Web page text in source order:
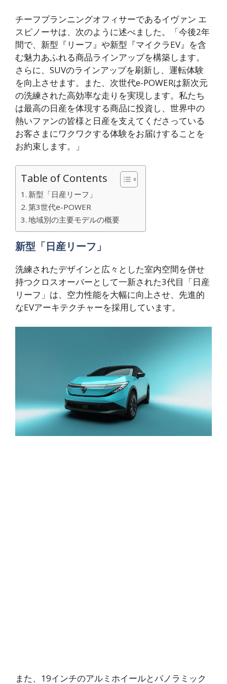
チーフプランニングオフィサーであるイヴァン エ
スピノーサは、次のように述べました。「今後2年
間で、新型『リーフ』や新型『マイクラEV』を含
む魅力あふれる商品ラインアップを構築します。
さらに、SUVのラインアップを刷新し、運転体験
を向上させます。また、次世代e-POWERは新次元
の洗練された高効率な走りを実現します。私たち
は最高の日産を体現する商品に投資し、世界中の
熱いファンの皆様と日産を支えてくださっている
お客さまにワクワクする体験をお届けすることを
お約束します。」
Table of Contents
新型「日産リーフ」
第3世代e-POWER
地域別の主要モデルの概要
新型「日産リーフ」
洗練されたデザインと広々とした室内空間を併せ
持つクロスオーバーとして一新された3代目「日産
リーフ」は、空力性能を大幅に向上させ、先進的
なEVアーキテクチャーを採用しています。
また、19インチのアルミホイールとパノラミック